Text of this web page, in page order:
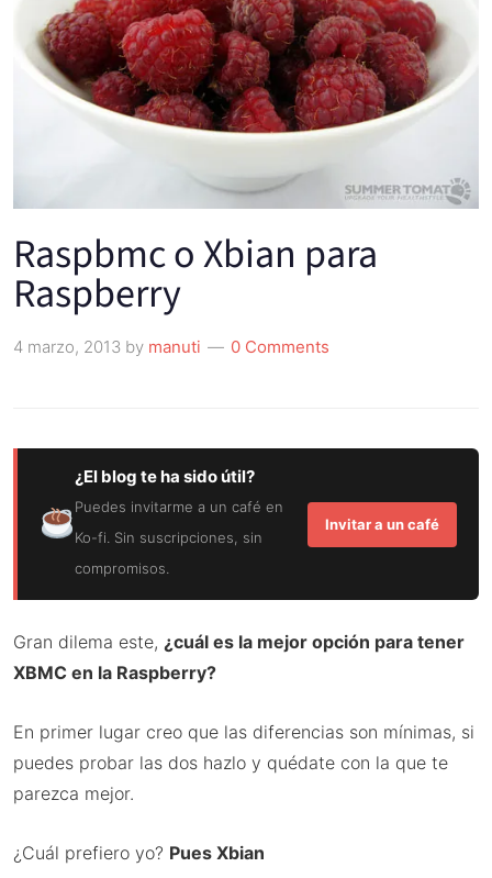
Raspbmc o Xbian para
Raspberry
4 marzo, 2013 by manuti 0 Comments
¿El blog te ha sido útil?
Puedes invitarme a un café en
Ko-fi. Sin suscripciones, sin
compromisos.
Invitar a un café
Gran dilema este, ¿cuál es la mejor opción para tener
XBMC en la Raspberry?
En primer lugar creo que las diferencias son mínimas, si
puedes probar las dos hazlo y quédate con la que te
parezca mejor.
¿Cuál prefiero yo? Pues Xbian